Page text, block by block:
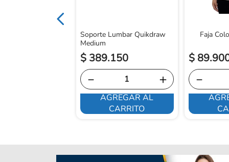
Soporte Lumbar Quikdraw
Medium
$ 389.150
＋
－
AGREGAR AL
CARRITO
Faja
$ 89.
－